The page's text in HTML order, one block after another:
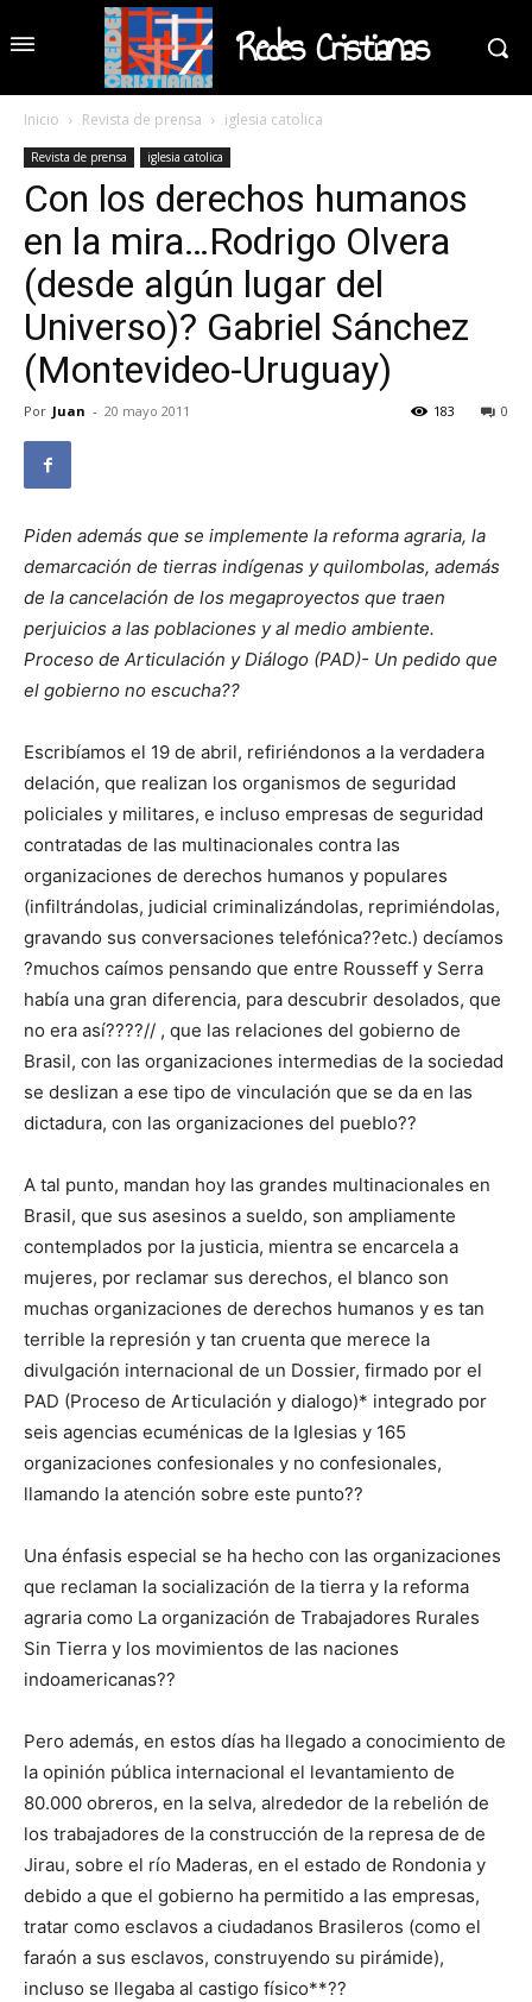
Redes Cristianas
Inicio Revista de prensa iglesia catolica
Revista de prensa iglesia catolica
Con los derechos humanos
en la mira…Rodrigo Olvera
(desde algún lugar del
Universo)? Gabriel Sánchez
(Montevideo-Uruguay)
Por Juan - 20 mayo 2011 0
183
Piden además que se implemente la reforma agraria, la
demarcación de tierras indígenas y quilombolas, además
de la cancelación de los megaproyectos que traen
perjuicios a las poblaciones y al medio ambiente.
Proceso de Articulación y Diálogo (PAD)- Un pedido que
el gobierno no escucha??
Escribíamos el 19 de abril, refiriéndonos a la verdadera
delación, que realizan los organismos de seguridad
policiales y militares, e incluso empresas de seguridad
contratadas de las multinacionales contra las
organizaciones de derechos humanos y populares
(infiltrándolas, judicial criminalizándolas, reprimiéndolas,
gravando sus conversaciones telefónica??etc.) decíamos
?muchos caímos pensando que entre Rousseff y Serra
había una gran diferencia, para descubrir desolados, que
no era así????// , que las relaciones del gobierno de
Brasil, con las organizaciones intermedias de la sociedad
se deslizan a ese tipo de vinculación que se da en las
dictadura, con las organizaciones del pueblo??
A tal punto, mandan hoy las grandes multinacionales en
Brasil, que sus asesinos a sueldo, son ampliamente
contemplados por la justicia, mientra se encarcela a
mujeres, por reclamar sus derechos, el blanco son
muchas organizaciones de derechos humanos y es tan
terrible la represión y tan cruenta que merece la
divulgación internacional de un Dossier, firmado por el
PAD (Proceso de Articulación y dialogo)* integrado por
seis agencias ecuménicas de la Iglesias y 165
organizaciones confesionales y no confesionales,
llamando la atención sobre este punto??
Una énfasis especial se ha hecho con las organizaciones
que reclaman la socialización de la tierra y la reforma
agraria como La organización de Trabajadores Rurales
Sin Tierra y los movimientos de las naciones
indoamericanas??
Pero además, en estos días ha llegado a conocimiento de
la opinión pública internacional el levantamiento de
80.000 obreros, en la selva, alrededor de la rebelión de
los trabajadores de la construcción de la represa de de
Jirau, sobre el río Maderas, en el estado de Rondonia y
debido a que el gobierno ha permitido a las empresas,
tratar como esclavos a ciudadanos Brasileros (como el
faraón a sus esclavos, construyendo su pirámide),
incluso se llegaba al castigo físico**??